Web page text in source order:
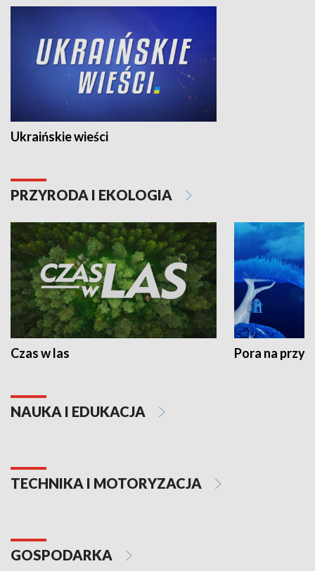
Ukraińskie wieści
PRZYRODA I EKOLOGIA
Czas w las Pora na
NAUKA I EDUKACJA
TECHNIKA I MOTORYZACJA
GOSPODARKA